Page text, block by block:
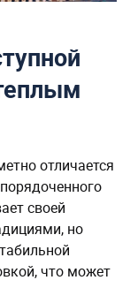
отличается
своей
но
что может